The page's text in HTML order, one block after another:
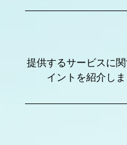
提供するサービスに
イントを紹介し